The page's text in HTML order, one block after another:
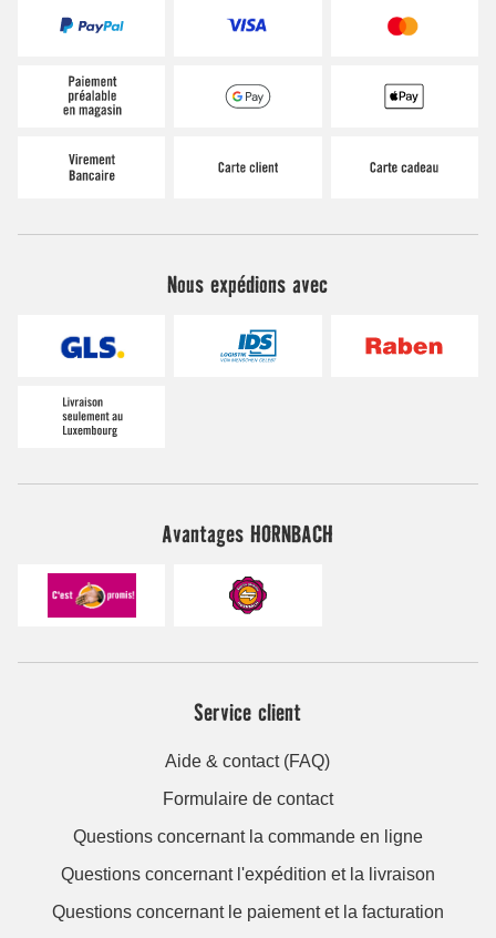
Nous expédions avec
Avantages HORNBACH
Service client
Aide & contact (FAQ)
Formulaire de contact
Questions concernant la commande en ligne
Questions concernant l'expédition et la livraison
Questions concernant le paiement et la facturation